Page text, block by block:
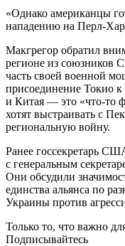
«Однако американцы
нападению на Перл-
Макгрегор обратил
регионе из союзников
часть своей военной
присоединение Токио к
и Китая — это «что-то
хотят выстраивать с
региональную войну.
Ранее госсекретарь
с генеральным
Они обсудили
единства альянса по
Украины против
Только то, что важно
Подписывайтесь